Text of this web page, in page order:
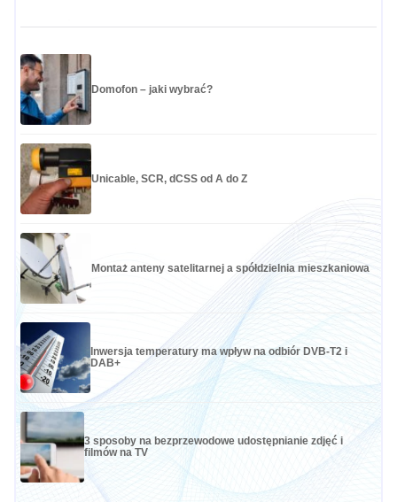
Domofon – jaki wybrać?
Unicable, SCR, dCSS od A do Z
Montaż anteny satelitarnej a spółdzielnia mieszkaniowa
Inwersja temperatury ma wpływ na odbiór DVB-T2 i
DAB+
3 sposoby na bezprzewodowe udostępnianie zdjęć i
filmów na TV